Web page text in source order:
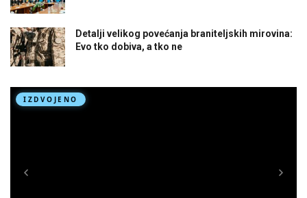
Detalji velikog povećanja braniteljskih mirovina:
Evo tko dobiva, a tko ne